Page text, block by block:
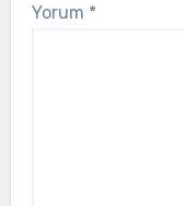
Yorum *